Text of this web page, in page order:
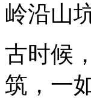
岭沿山
古时候
筑，一